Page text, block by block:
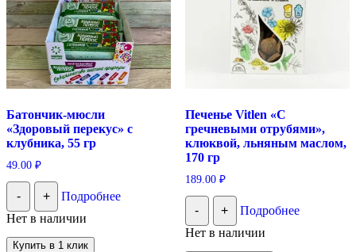
Батончик-мюсли
«Здоровый перекус» с
клубника, 55 гр
49.00 ₽
- +
Подробнее
Нет в наличии
Купить в 1 клик
Печенье Vitlen «С
гречневыми отрубями»,
клюквой, льняным маслом,
170 гр
189.00 ₽
- +
Подробнее
Нет в наличии